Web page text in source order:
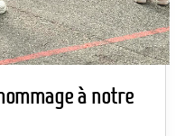
à notre